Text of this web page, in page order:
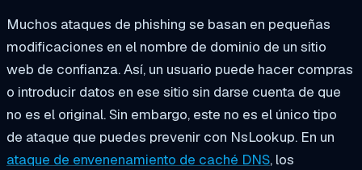
Muchos ataques de phishing se basan en pequeñas
modificaciones en el nombre de dominio de un sitio
web de confianza. Así, un usuario puede hacer compras
o introducir datos en ese sitio sin darse cuenta de que
no es el original. Sin embargo, este no es el único tipo
de ataque que puedes prevenir con NsLookup. En un
ataque de envenenamiento de caché DNS, los